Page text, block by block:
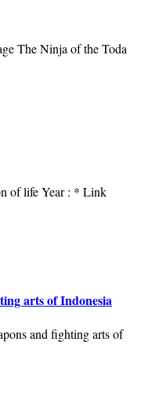
The Ninja of the Toda
of life Year : * Link
arts of Indonesia
and fighting arts of